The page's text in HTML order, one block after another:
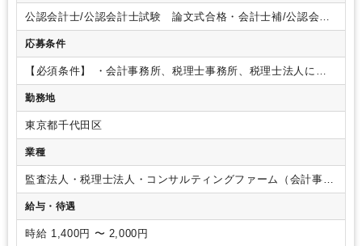
います。 【業務ポイント】
・法人クライアントは小売・飲食
を除いて、IT、卸、建設、公益法人等を幅広く、個人は不動産
が多い状況です。
～申告書の作成まで幅広い業務をお任せします。・お客様と
のやりとりは、基本郵送か来訪での対応になります。電話やメ
ールでのやりとりはお任せいたします。ただ、お客様とのメー
ルでのやりとりは、基本CCに代表を入れていただくので安心
せするのは内勤業務のみになります。
トで行いますし、個人は一人での担当になりますが、必ず代表
または先輩社員がダブルチェックを行います。・相続案件は
年間20～30件行っております。手を挙げれば携わることが可能
です！・相続業務に関しては手伝っていただくことはありま
すが、お客様対応の責任はすべて代表が行うので、夜間や休日
の対応は一切ございません。 【就業期間について】・2023年
12月～2024年5月を予定しています。
公認会計士/公認会計士試験 論文式合格・会計士補/公認会計
士試験 短答式合格/税理士/税理士 シングルマスター/税理
士 ダブルマスター/税理士試験 １科目合格/税理士試験 ２
科目合格/税理士試験 ３科目合格/税理士試験 ４科目合格/日
商簿記 １級/日商簿記 ２級
応募条件
【必須条件】
・会計事務所、税理士事務所、税理士法人に
て、「確定申告」や「年末調整」 の経験をお持ちの方
勤務地
東京都千代田区
業種
監査法人・税理士法人・コンサルティングファーム（会計事務
所）
給与・待遇
時給 1,400円 〜 2,000円